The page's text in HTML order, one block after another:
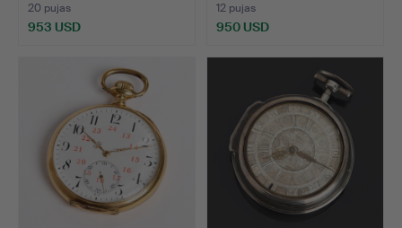
20 pujas
953 USD
12 pujas
950 USD